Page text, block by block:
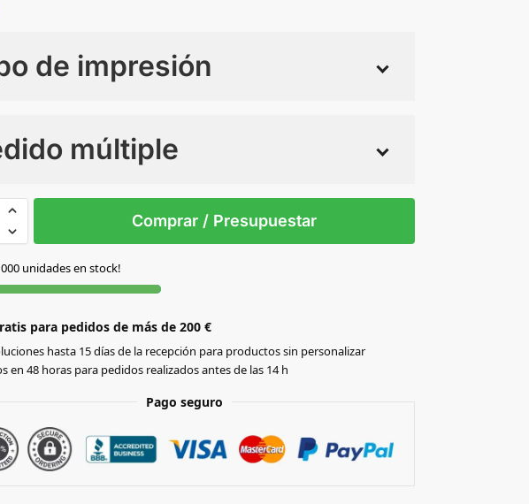
de impresión
múltiple
Comprar / Presupuestar
unidades en stock!
para pedidos de más de 200 €
hasta 15 días de la recepción para productos sin personalizar
en 48 horas para pedidos realizados antes de las 14 h
Pago seguro